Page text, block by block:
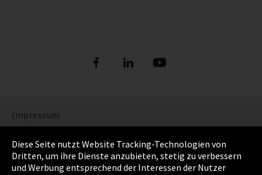
Impressum
Datenschutz
Cookie Einstellungen
Diese Seite nutzt Website Tracking-Technologien von
Dritten, um ihre Dienste anzubieten, stetig zu verbessern
und Werbung entsprechend der Interessen der Nutzer